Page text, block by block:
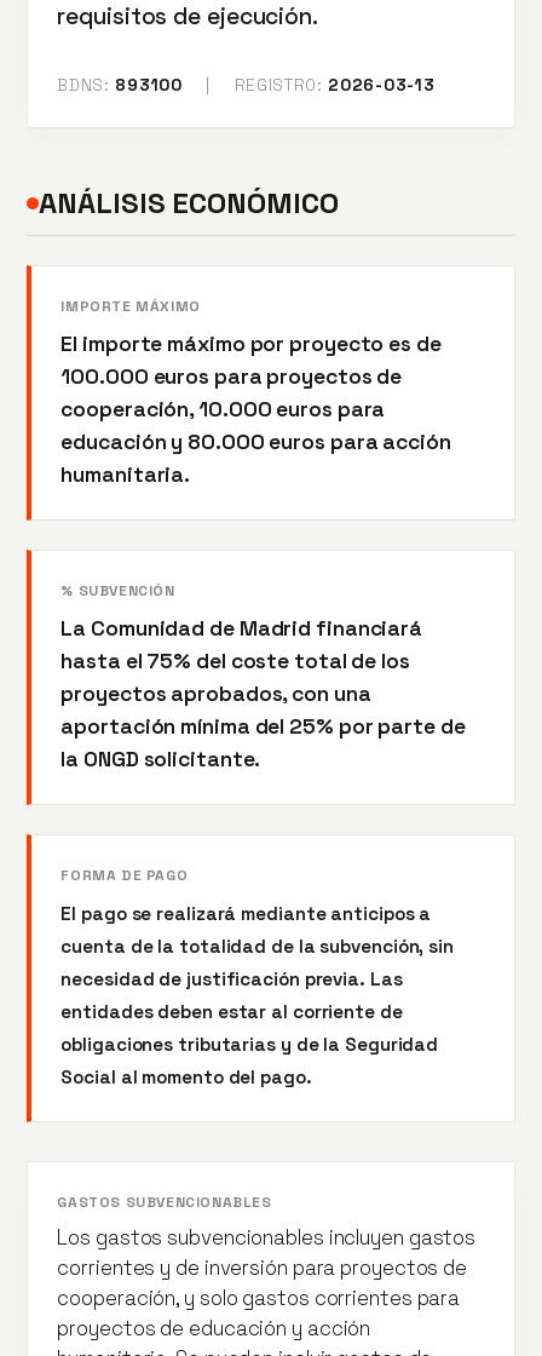
requisitos de ejecución.
BDNS: 893100 REGISTRO: 2026-03-13
ANÁLISIS ECONÓMICO
IMPORTE MÁXIMO
El importe máximo por proyecto es de
100.000 euros para proyectos de
cooperación, 10.000 euros para
educación y 80.000 euros para acción
humanitaria.
% SUBVENCIÓN
La Comunidad de Madrid financiará
hasta el 75% del coste total de los
proyectos aprobados, con una
aportación mínima del 25% por parte de
la ONGD solicitante.
FORMA DE PAGO
El pago se realizará mediante anticipos a
cuenta de la totalidad de la subvención, sin
necesidad de justificación previa. Las
entidades deben estar al corriente de
obligaciones tributarias y de la Seguridad
Social al momento del pago.
GASTOS SUBVENCIONABLES
Los gastos subvencionables incluyen gastos
corrientes y de inversión para proyectos de
cooperación, y solo gastos corrientes para
proyectos de educación y acción